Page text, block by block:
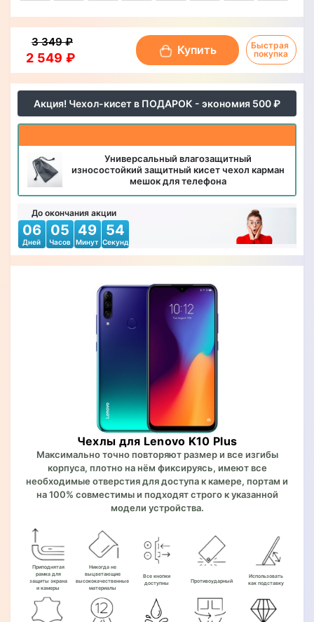
Акция! Чехол-кисет в ПОДАРОК - экономия 500 ₽
Универсальный влагозащитный
износостойкий защитный кисет чехол карман
мешок для телефона
До окончания акции
06
Дней
05
Часов
49
Минут
51
Секунд
Чехлы для Lenovo K10 Plus
Максимально точно повторяют размер и все изгибы
корпуса, плотно на нём фиксируясь, имеют все
необходимые отверстия для доступа к камере, портам и
на 100% совместимы и подходят строго к указанной
модели устройства.
Приподнятая
рамка для
защиты экрана
и камеры
Никогда не
выцветающие
высококачественные
материалы
Все кнопки
доступны
Противоударный
Использовать
как подставку
2 549 ₽
3 349 ₽
Купить
Быстрая
покупка